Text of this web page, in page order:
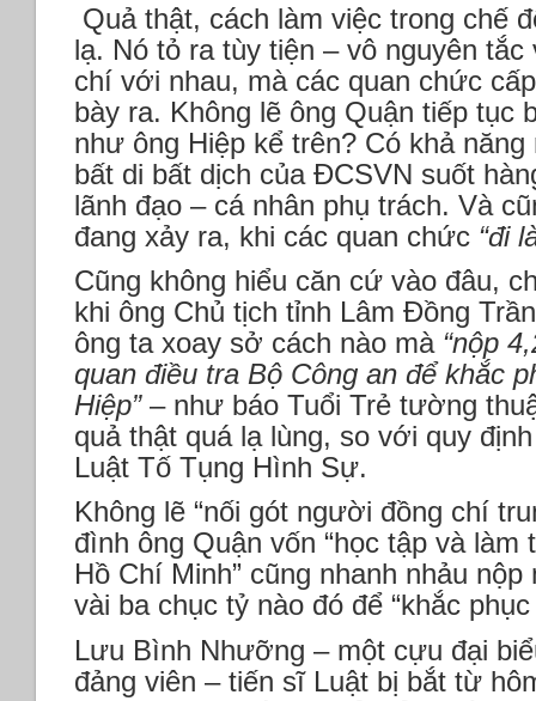
Quả thật, cách làm việc trong chế
lạ. Nó tỏ ra tùy tiện – vô nguyên
chí với nhau, mà các quan chức
bày ra. Không lẽ ông Quận tiếp tục
như ông Hiệp kể trên? Có khả
bất di bất dịch của ĐCSVN suốt
lãnh đạo – cá nhân phụ trách. Và
đang xảy ra, khi các quan chức “đi
Cũng không hiểu căn cứ vào đâu,
khi ông Chủ tịch tỉnh Lâm Đồng
ông ta xoay sở cách nào mà “nộp
quan điều tra Bộ Công an để khắc
Hiệp” – như báo Tuổi Trẻ tường
quả thật quá lạ lùng, so với quy
Luật Tố Tụng Hình Sự.
Không lẽ “nối gót người đồng chí
đình ông Quận vốn “học tập và
Hồ Chí Minh” cũng nhanh nhảu
vài ba chục tỷ nào đó để “khắc
Lưu Bình Nhưỡng – một cựu đại
đảng viên – tiến sĩ Luật bị bắt từ